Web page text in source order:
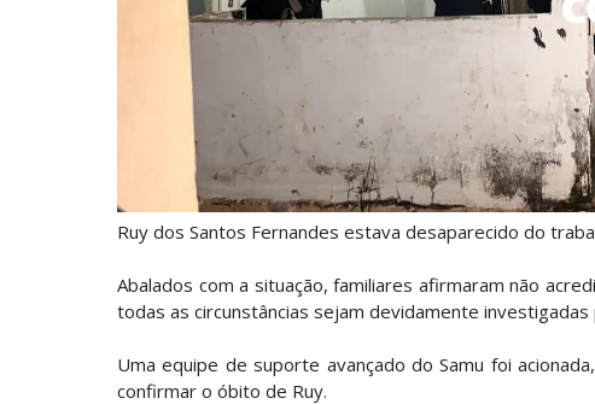
Ruy dos Santos Fernandes estava desaparecido do
Abalados com a situação, familiares afirmaram não
todas as circunstâncias sejam devidamente
Uma equipe de suporte avançado do Samu foi
confirmar o óbito de Ruy.